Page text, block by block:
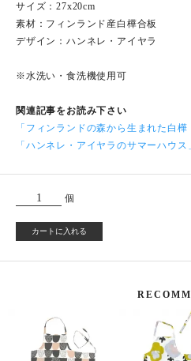
サイズ：27x20cm
素材：フィンランド産白樺合板
デザイン：ハンネレ・アイヤラ
※水洗い・食洗機使用可
関連記事をお読み下さい
「フィンランドの森から生まれた白樺
「ハンネレ・アイヤラのサマーハウス
個
カートに入れる